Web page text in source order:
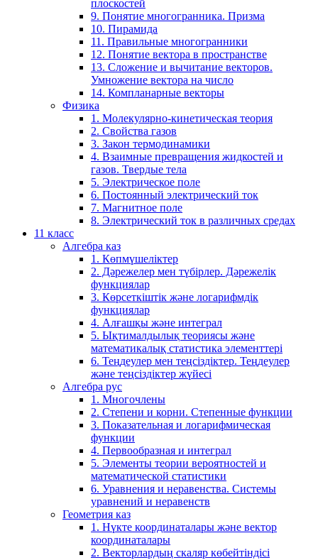
плоскостей
9. Понятие многогранника. Призма
10. Пирамида
11. Правильные многогранники
12. Понятие вектора в пространстве
13. Сложение и вычитание векторов.
Умножение вектора на число
14. Компланарные векторы
Физика
1. Молекулярно-кинетическая теория
2. Свойства газов
3. Закон термодинамики
4. Взаимные превращения жидкостей и
газов. Твердые тела
5. Электрическое поле
6. Постоянный электрический ток
7. Магнитное поле
8. Электрический ток в различных средах
11 класс
Алгебра каз
1. Көпмүшеліктер
2. Дәрежелер мен түбірлер. Дәрежелік
функциялар
3. Көрсеткіштік және логарифмдік
функциялар
4. Алғашқы және интеграл
5. Ықтималдылық теориясы және
математикалық статистика элементтері
6. Теңдеулер мен теңсіздіктер. Теңдеулер
және теңсіздіктер жүйесі
Алгебра рус
1. Многочлены
2. Степени и корни. Степенные функции
3. Показательная и логарифмическая
функции
4. Первообразная и интеграл
5. Элементы теории вероятностей и
математической статистики
6. Уравнения и неравенства. Системы
уравнений и неравенств
Геометрия каз
1. Нүкте координаталары және вектор
координаталары
2. Векторлардың скаляр көбейтіндісі